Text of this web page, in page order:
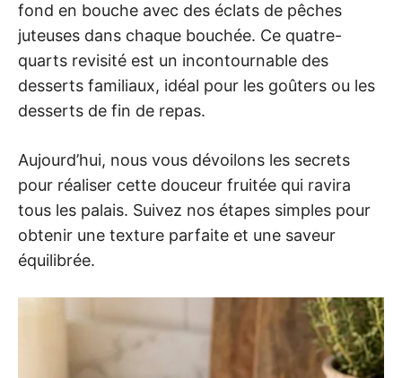
fond en bouche avec des éclats de pêches
juteuses dans chaque bouchée. Ce quatre-
quarts revisité est un incontournable des
desserts familiaux, idéal pour les goûters ou les
desserts de fin de repas.
Aujourd’hui, nous vous dévoilons les secrets
pour réaliser cette douceur fruitée qui ravira
tous les palais. Suivez nos étapes simples pour
obtenir une texture parfaite et une saveur
équilibrée.